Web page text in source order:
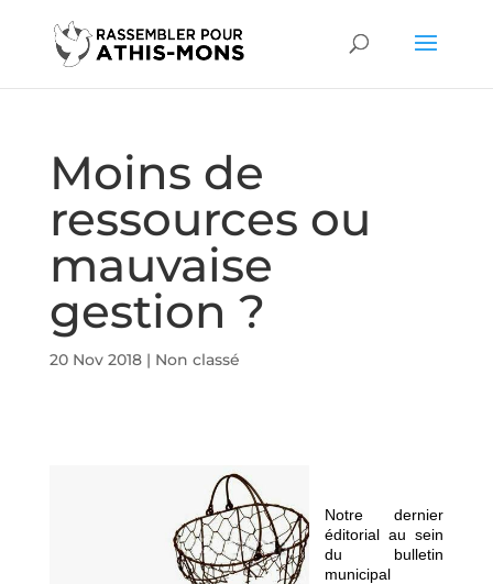
Moins de
ressources ou
mauvaise
gestion ?
20 Nov 2018| Non classé
Notre dernier
éditorial au sein
du bulletin
municipal